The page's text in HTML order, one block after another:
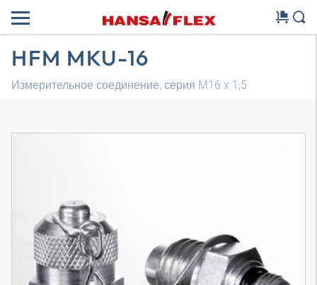
HFM MKU-16
Измерительное соединение, серия M16 x 1,5